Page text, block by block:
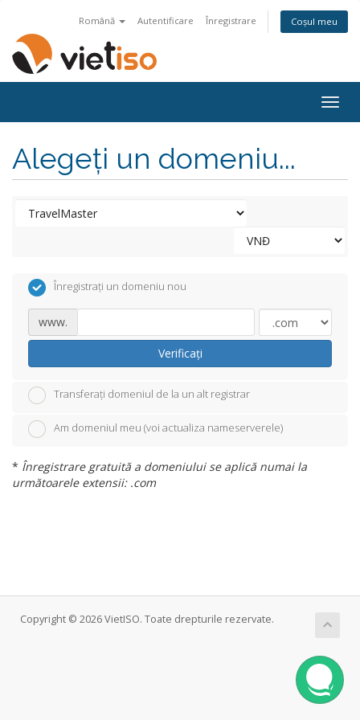
Română Autentificare Înregistrare Coșul meu
Alegeți un domeniu...
Înregistrați un domeniu nou
www.
Verificați
Transferați domeniul de la un alt registrar
Am domeniul meu (voi actualiza nameserverele)
* Înregistrare gratuită a domeniului se aplică numai la
următoarele extensii: .com
Copyright © 2026 VietISO. Toate drepturile rezervate.